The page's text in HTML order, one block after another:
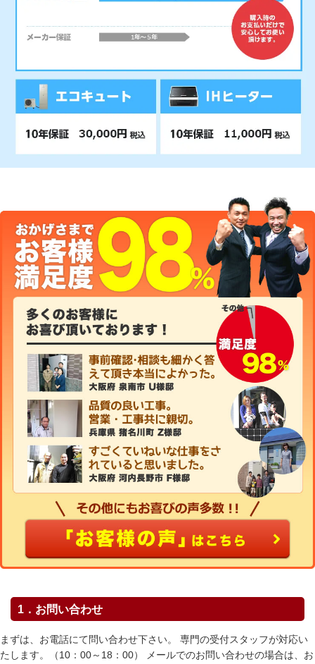
1．お問い合わせ
まずは、お電話にて問い合わせ下さい。 専門の受付スタッフが対応い
たします。（10：00～18：00） メールでのお問い合わせの場合は、お